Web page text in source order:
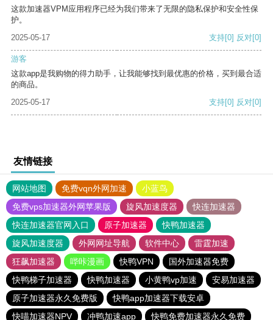
这款加速器VPM应用程序已经为我们带来了无限的隐私保护和安全性保
护。
2025-05-17
支持[0] 反对[0]
游客
这款app是我购物的得力助手，让我能够找到最优惠的价格，买到最合适
的商品。
2025-05-17
支持[0] 反对[0]
友情链接
网站地图 免费vqn外网加速
小蓝鸟
免费vps加速器外网苹果版
旋风加速度器
快连加速器
快连加速器官网入口
原子加速器
快鸭加速器
旋风加速度器
外网网址导航 软件中心
雷霆加速
狂飙加速器
哔咔漫画 快鸭VPN
国外加速器免费
快鸭梯子加速器
快鸭加速器 小黄鸭vp加速
安易加速器
原子加速器永久免费版
快鸭app加速器下载安卓
快喵加速器NPV
冲鸭加速app 快鸭免费加速器永久免费